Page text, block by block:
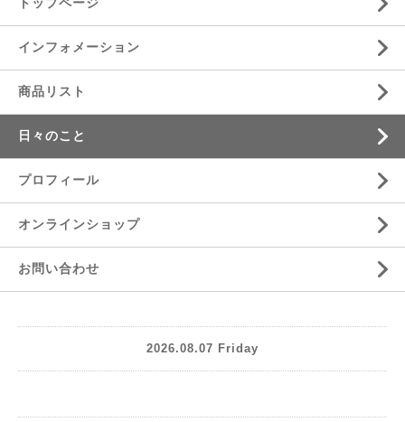
インフォメーション
商品リスト
日々のこと
プロフィール
オンラインショップ
お問い合わせ
2026.08.07 Friday